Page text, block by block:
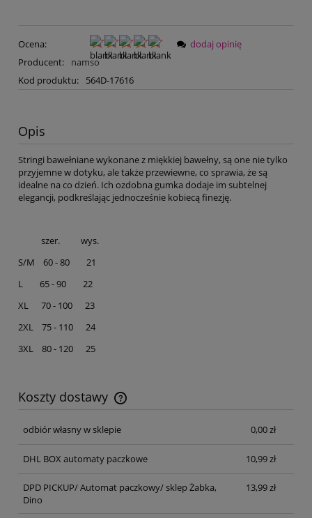
Ocena:
Producent:
namso
Kod produktu:
564D-17616
dodaj opinię
Opis
Stringi bawełniane wykonane z miękkiej bawełny, są one nie tylko
przyjemne w dotyku, ale także przewiewne, co sprawia, że są
idealne na co dzień. Ich ozdobna gumka dodaje im subtelnej
elegancji, podkreślając jednocześnie kobiecą finezję.
szer. wys.
S/M 60 - 80 21
L 65 - 90 22
XL 70 - 100 23
2XL 75 - 110 24
3XL 80 - 120 25
Koszty dostawy
Cena nie zawiera ewentualnych kosztów płatności
odbiór własny w sklepie
0,00 zł
DHL BOX automaty paczkowe 10,99 zł
DPD PICKUP/ Automat paczkowy/ sklep Żabka,
Dino
13,99 zł